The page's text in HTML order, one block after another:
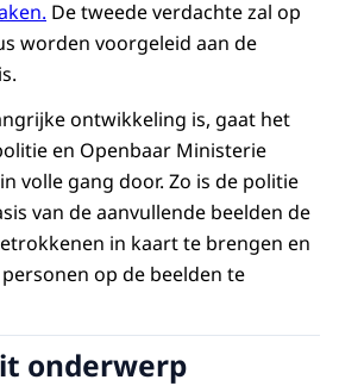
De tweede verdachte zal op
worden voorgeleid aan de
ontwikkeling is, gaat het
en Openbaar Ministerie
volle gang door. Zo is de politie
van de aanvullende beelden de
in kaart te brengen en
op de beelden te
onderwerp